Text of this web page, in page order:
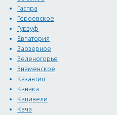
Гаспра
Героевское
Гурзуф
Евпатория
Заозерное
Зеленогорье
Знаменское
Казантип
Канака
Кацивели
Кача